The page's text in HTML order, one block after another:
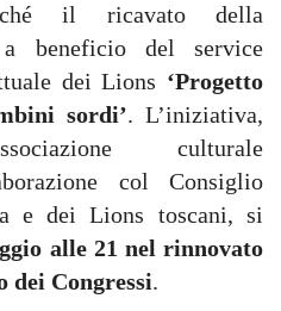
il ricavato della
a beneficio del service
dei Lions ‘Progetto
sordi’. L’iniziativa,
culturale
col Consiglio
e dei Lions toscani, si
alle 21 nel rinnovato
dei Congressi.